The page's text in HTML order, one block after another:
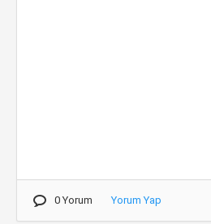
0 Yorum Yorum Yap